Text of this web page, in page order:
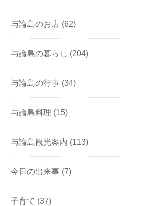
与論島のお店 (62)
与論島の暮らし (204)
与論島の行事 (34)
与論島料理 (15)
与論島観光案内 (113)
今日の出来事 (7)
子育て (37)